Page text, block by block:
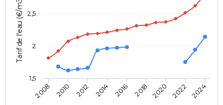
Tarif de l'eau (€/m3)
2008 2010 2012 2014 2016 2018 2020 2022 2024
1,5
2
2,5